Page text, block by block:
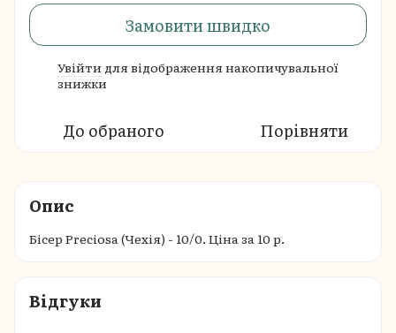
Замовити швидко
Увійти для відображення накопичувальної
знижки
До обраного Порівняти
Опис
Бісер Preciosa (Чехія) - 10/0. Ціна за 10 р.
Відгуки